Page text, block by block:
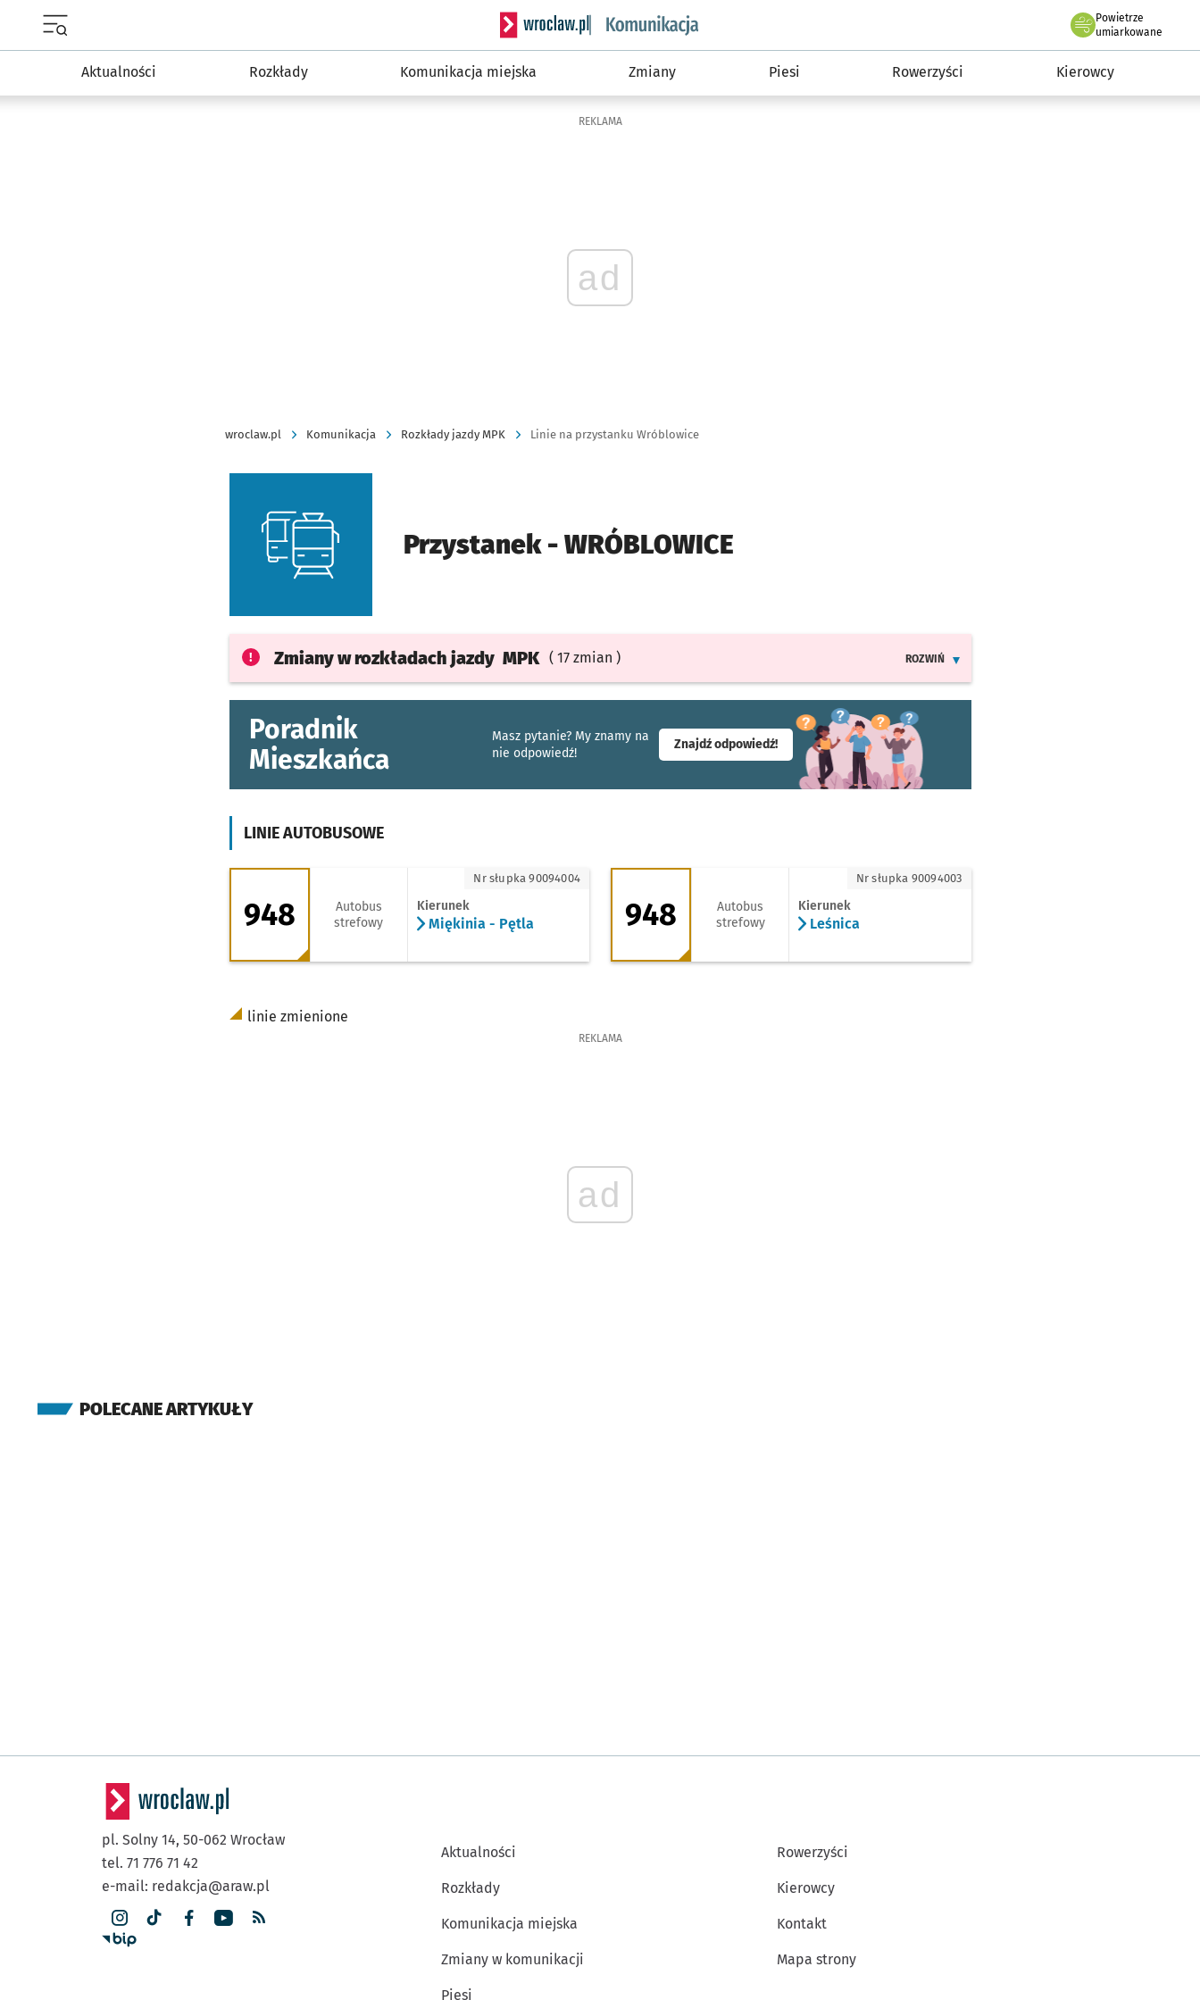
Serwis informacyjny wroclaw.pl podserwis: Komunikacja
Powietrze
we Wrocławiu
umiarkowane
Aktualności Rozkłady Komunikacja miejska Zmiany Piesi Rowerzyści Kierowcy
REKLAMA
ad
wroclaw.pl Komunikacja Rozkłady jazdy MPK Linie na przystanku Wróblowice
Przystanek -WRÓBLOWICE
Zmiany w rozkładach jazdy MPK ( 17 zmian )
ROZWIŃ
Poradnik
Mieszkańca
Masz pytanie? My znamy na
nie odpowiedź!
Znajdź odpowiedź!- otworzy się w nowej karcie
LINIE AUTOBUSOWE
948 - kierunek Miękinia - Pętla
948
Autobus
strefowy
Kierunek
Miękinia - Pętla
Nr słupka 90094004 948 - kierunek Leśnica
948
Autobus
strefowy
Kierunek
Leśnica
Nr słupka 90094003
linie zmienione
REKLAMA
ad
POLECANE ARTYKUŁY
pl. Solny 14, 50-062 Wrocław
tel. 71 776 71 42
e-mail: redakcja@araw.pl
Aktualności
Rozkłady
Komunikacja miejska
Zmiany w komunikacji
Piesi
Rowerzyści
Kierowcy
Kontakt
Mapa strony